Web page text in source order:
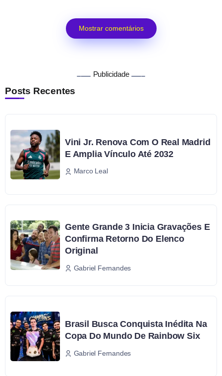
Mostrar comentários
Publicidade
Posts Recentes
Vini Jr. Renova Com O Real Madrid
E Amplia Vínculo Até 2032
Marco Leal
Gente Grande 3 Inicia Gravações E
Confirma Retorno Do Elenco
Original
Gabriel Fernandes
Brasil Busca Conquista Inédita Na
Copa Do Mundo De Rainbow Six
Gabriel Fernandes